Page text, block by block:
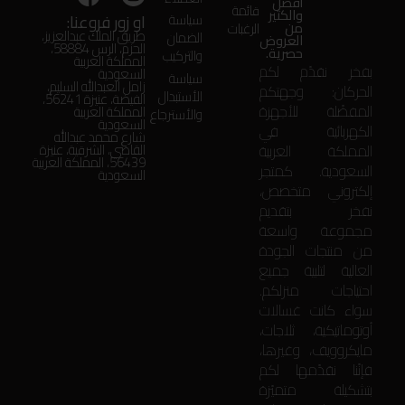
والكثير
من
العروض
حصرية.
بفخر نقدّم لكم
الحركان: وجهتكم
المفضّلة للأجهزة
الكهربائية في
المملكة العربية
السعودية. كمتجر
إلكتروني متخصص،
نفخر بتقديم
مجموعة واسعة
من منتجات الجودة
العالية لتلبية جميع
احتياجات منزلكم.
سواء كانت غسالات
أوتوماتيكية، ثلاجات،
مايكروويف، وغيرها،
فإنّنا نقدّمها لكم
بتشكيلة متميّزة
قائمة
الرغبات
سياسة
الضمان
والتركيب
سياسة
الأستبدال
والأسترجاع
او زور فروعنا:
طريق الملك عبدالعزيز،
الحزم، الرس 58884،
المملكة العربية
السعودية
زامل العبدالله السليم،
الفيضة، عنيزة 56241،
المملكة العربية
السعودية
شارع محمد عبدالله
القاضي، الشرقية، عنيزة
56439، المملكة العربية
السعودية